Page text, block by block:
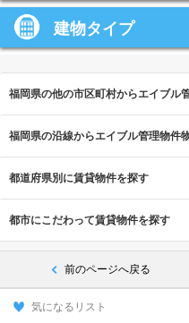
建物タイプ
福岡県の他の市区町村からエイブル
福岡県の沿線からエイブル管理物件
都道府県別に賃貸物件を探す
都市にこだわって賃貸物件を探す
前のページへ戻る
気になるリスト